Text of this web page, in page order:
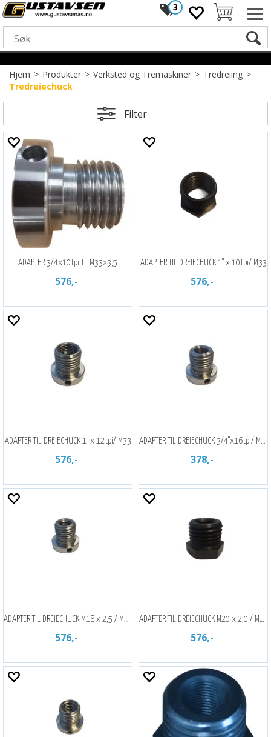
3
Hjem>Produkter>Verksted og Tremaskiner>Tredreiing>
Tredreiechuck
Filter
ADAPTER 3/4x10tpi til M33x3,5
576,-
ADAPTER TIL DREIECHUCK 1" x 10tpi/ M33
576,-
ADAPTER TIL DREIECHUCK 1" x 12tpi/ M33
576,-
ADAPTER TIL DREIECHUCK 3/4"x16tpi/ M33
378,-
ADAPTER TIL DREIECHUCK M18 x 2,5 / M33
576,-
ADAPTER TIL DREIECHUCK M20 x 2,0 / M33
576,-